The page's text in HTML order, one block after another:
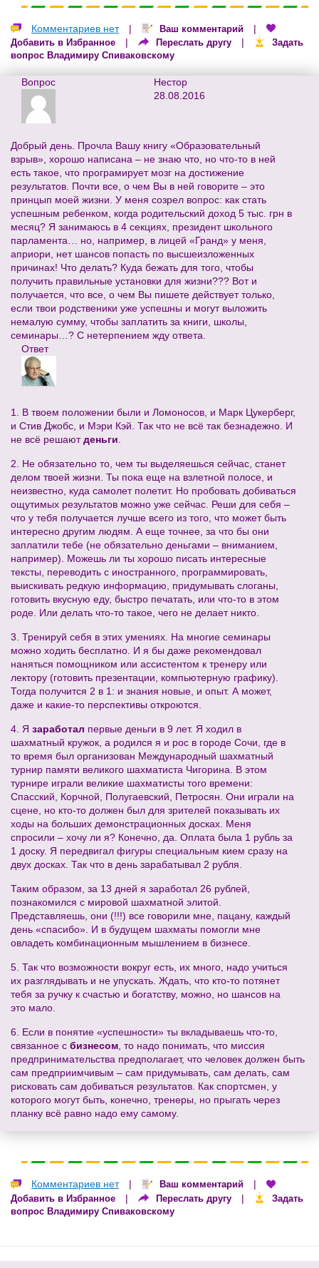
Комментариев нет | Ваш комментарий |
Добавить в Избранное | Переслать другу |
Задать
вопрос Владимиру Спиваковскому
Вопрос
Нестор
28.08.2016
Добрый день. Прочла Вашу книгу «Образовательный
взрыв», хорошо написана – не знаю что, но что-то в ней
есть такое, что програмирует мозг на достижение
результатов. Почти все, о чем Вы в ней говорите – это
принцып моей жизни. У меня созрел вопрос: как стать
успешным ребенком, когда родительский доход 5 тыс. грн в
месяц? Я занимаюсь в 4 секциях, президент школьного
парламента… но, например, в лицей «Гранд» у меня,
априори, нет шансов попасть по высшеизложенных
причинах! Что делать? Куда бежать для того, чтобы
получить правильные установки для жизни??? Вот и
получается, что все, о чем Вы пишете действует только,
если твои родственики уже успешны и могут выложить
немалую сумму, чтобы заплатить за книги, школы,
семинары…? С нетерпением жду ответа.
Ответ
1. В твоем положении были и Ломоносов, и Марк Цукерберг,
и Стив Джобс, и Мэри Кэй. Так что не всё так безнадежно. И
не всё решаютденьги.
2. Не обязательно то, чем ты выделяешься сейчас, станет
делом твоей жизни. Ты пока еще на взлетной полосе, и
неизвестно, куда самолет полетит. Но пробовать добиваться
ощутимых результатов можно уже сейчас. Реши для себя –
что у тебя получается лучше всего из того, что может быть
интересно другим людям. А еще точнее, за что бы они
заплатили тебе (не обязательно деньгами – вниманием,
например). Можешь ли ты хорошо писать интересные
тексты, переводить с иностранного, программировать,
выискивать редкую информацию, придумывать слоганы,
готовить вкусную еду, быстро печатать, или что-то в этом
роде. Или делать что-то такое, чего не делает никто.
3. Тренируй себя в этих умениях. На многие семинары
можно ходить бесплатно. И я бы даже рекомендовал
наняться помощником или ассистентом к тренеру или
лектору (готовить презентации, компьютерную графику).
Тогда получится 2 в 1: и знания новые, и опыт. А может,
даже и какие-то перспективы откроются.
4. Я заработал первые деньги в 9 лет. Я ходил в
шахматный кружок, а родился я и рос в городе Сочи, где в
то время был организован Международный шахматный
турнир памяти великого шахматиста Чигорина. В этом
турнире играли великие шахматисты того времени:
Спасский, Корчной, Полугаевский, Петросян. Они играли на
сцене, но кто-то должен был для зрителей показывать их
ходы на больших демонстрационных досках. Меня
спросили – хочу ли я? Конечно, да. Оплата была 1 рубль за
1 доску. Я передвигал фигуры специальным кием сразу на
двух досках. Так что в день зарабатывал 2 рубля.
Таким образом, за 13 дней я заработал 26 рублей,
познакомился с мировой шахматной элитой.
Представляешь, они (!!!) все говорили мне, пацану, каждый
день «спасибо». И в будущем шахматы помогли мне
овладеть комбинационным мышлением в бизнесе.
5. Так что возможности вокруг есть, их много, надо учиться
их разглядывать и не упускать. Ждать, что кто-то потянет
тебя за ручку к счастью и богатству, можно, но шансов на
это мало.
6. Если в понятие «успешности» ты вкладываешь что-то,
связанное с бизнесом, то надо понимать, что миссия
предпринимательства предполагает, что человек должен быть
сам предприимчивым – сам придумывать, сам делать, сам
рисковать сам добиваться результатов. Как спортсмен, у
которого могут быть, конечно, тренеры, но прыгать через
планку всё равно надо ему самому.
Комментариев нет | Ваш комментарий |
Добавить в Избранное | Переслать другу |
Задать
вопрос Владимиру Спиваковскому